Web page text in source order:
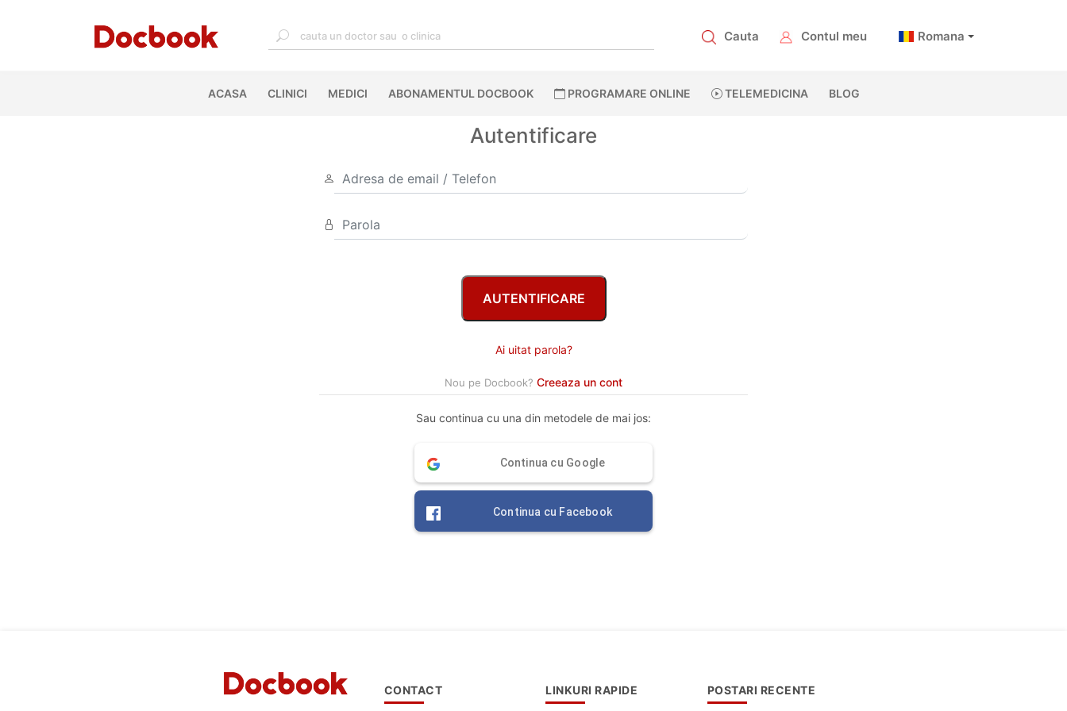
Cauta Contul meu Romana
ACASA(CURRENT)
CLINICI MEDICI ABONAMENTUL DOCBOOK PROGRAMARE ONLINE TELEMEDICINA BLOG
Autentificare
Ai uitat parola?
Nou pe Docbook? Creeaza un cont
Sau continua cu una din metodele de mai jos:
Continua cu Google
Continua cu Facebook
CONTACT LINKURI RAPIDE POSTARI RECENTE